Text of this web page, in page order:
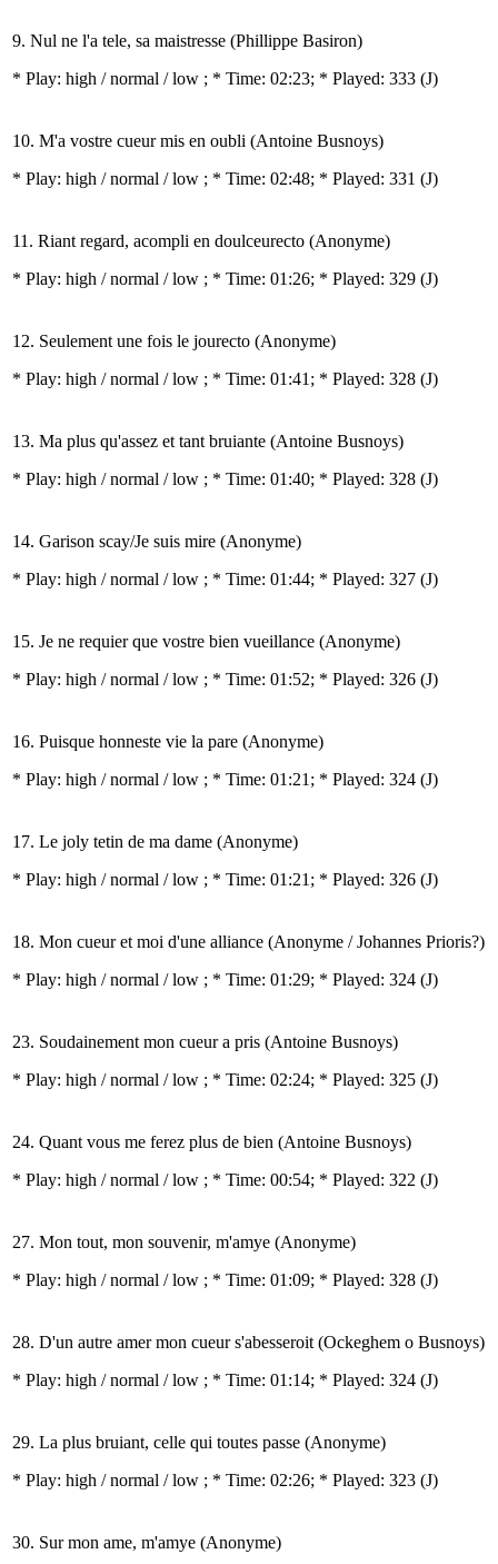
9. Nul ne l'a tele, sa maistresse (Phillippe Basiron)
* Play: high / normal / low ; * Time: 02:23; * Played: 333 (J)
10. M'a vostre cueur mis en oubli (Antoine Busnoys)
* Play: high / normal / low ; * Time: 02:48; * Played: 331 (J)
11. Riant regard, acompli en doulceurecto (Anonyme)
* Play: high / normal / low ; * Time: 01:26; * Played: 329 (J)
12. Seulement une fois le jourecto (Anonyme)
* Play: high / normal / low ; * Time: 01:41; * Played: 328 (J)
13. Ma plus qu'assez et tant bruiante (Antoine Busnoys)
* Play: high / normal / low ; * Time: 01:40; * Played: 328 (J)
14. Garison scay/Je suis mire (Anonyme)
* Play: high / normal / low ; * Time: 01:44; * Played: 327 (J)
15. Je ne requier que vostre bien vueillance (Anonyme)
* Play: high / normal / low ; * Time: 01:52; * Played: 326 (J)
16. Puisque honneste vie la pare (Anonyme)
* Play: high / normal / low ; * Time: 01:21; * Played: 324 (J)
17. Le joly tetin de ma dame (Anonyme)
* Play: high / normal / low ; * Time: 01:21; * Played: 326 (J)
18. Mon cueur et moi d'une alliance (Anonyme / Johannes Prioris?)
* Play: high / normal / low ; * Time: 01:29; * Played: 324 (J)
23. Soudainement mon cueur a pris (Antoine Busnoys)
* Play: high / normal / low ; * Time: 02:24; * Played: 325 (J)
24. Quant vous me ferez plus de bien (Antoine Busnoys)
* Play: high / normal / low ; * Time: 00:54; * Played: 322 (J)
27. Mon tout, mon souvenir, m'amye (Anonyme)
* Play: high / normal / low ; * Time: 01:09; * Played: 328 (J)
28. D'un autre amer mon cueur s'abesseroit (Ockeghem o Busnoys)
* Play: high / normal / low ; * Time: 01:14; * Played: 324 (J)
29. La plus bruiant, celle qui toutes passe (Anonyme)
* Play: high / normal / low ; * Time: 02:26; * Played: 323 (J)
30. Sur mon ame, m'amye (Anonyme)